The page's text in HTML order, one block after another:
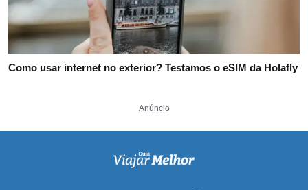
Como usar internet no exterior? Testamos o eSIM da Holafly
Anúncio